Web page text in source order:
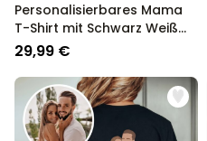
Personalisierbares Mama
T-Shirt mit Schwarz Weiß
Fotos und Text
29,99 €